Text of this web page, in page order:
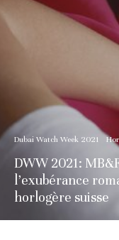
Dubai Watch Week 2021
DWW 2021:
l’exubérance
horlogère suisse